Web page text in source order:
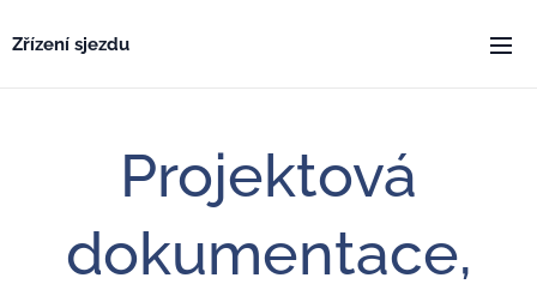
Zřízení sjezdu
Projektová
dokumentace,